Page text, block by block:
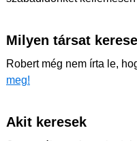
Milyen társat
Robert még nem írta le,
meg!
Akit keresek